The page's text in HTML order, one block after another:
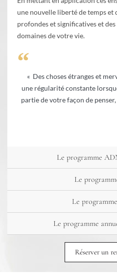
Le programme
Le
Le
Le programme
une nouvelle liberté de temps et
profondes et significatives et
domaines de votre vie.
« Des choses étranges et
une régularité constante
partie de votre façon de
Réserver un